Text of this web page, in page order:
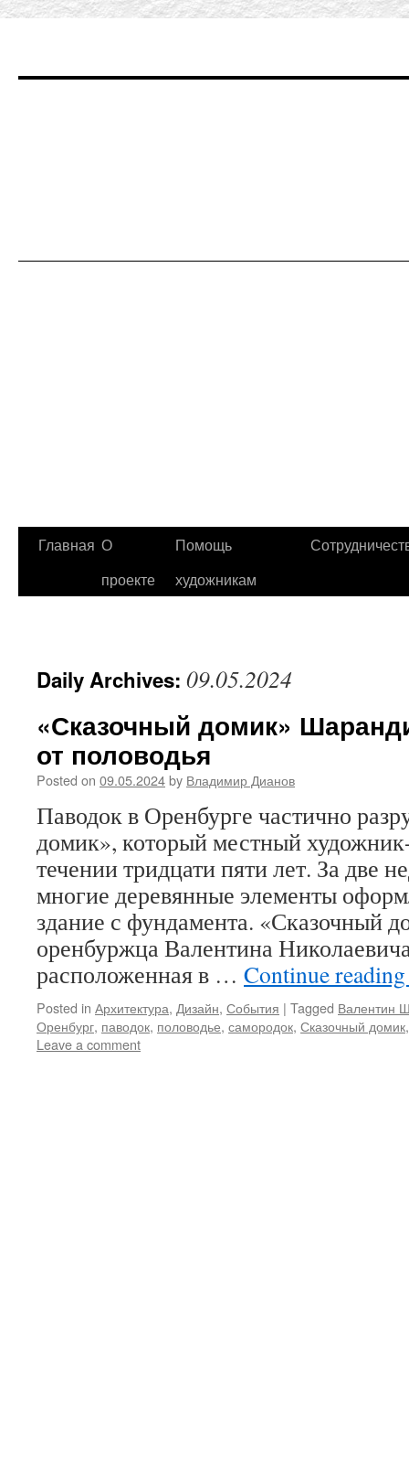
Главная О
проекте
Помощь
художникам
Daily Archives: 09.05.2024
«Сказочный домик»
от половодья
Posted on 09.05.2024by Владимир Дианов
Паводок в Оренбурге частично
домик», который местный
течении тридцати пяти лет. За две
многие деревянные элементы
здание с фундамента. «Сказочный
оренбуржца Валентина
расположенная в … Continue
Posted in Архитектура, Дизайн, События | Tagged Валентин
Оренбург, паводок, половодье, самородок, Сказочный домик
Leave a comment